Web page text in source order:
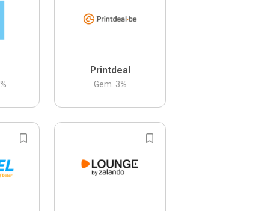
%
Printdeal
Gem. 3%